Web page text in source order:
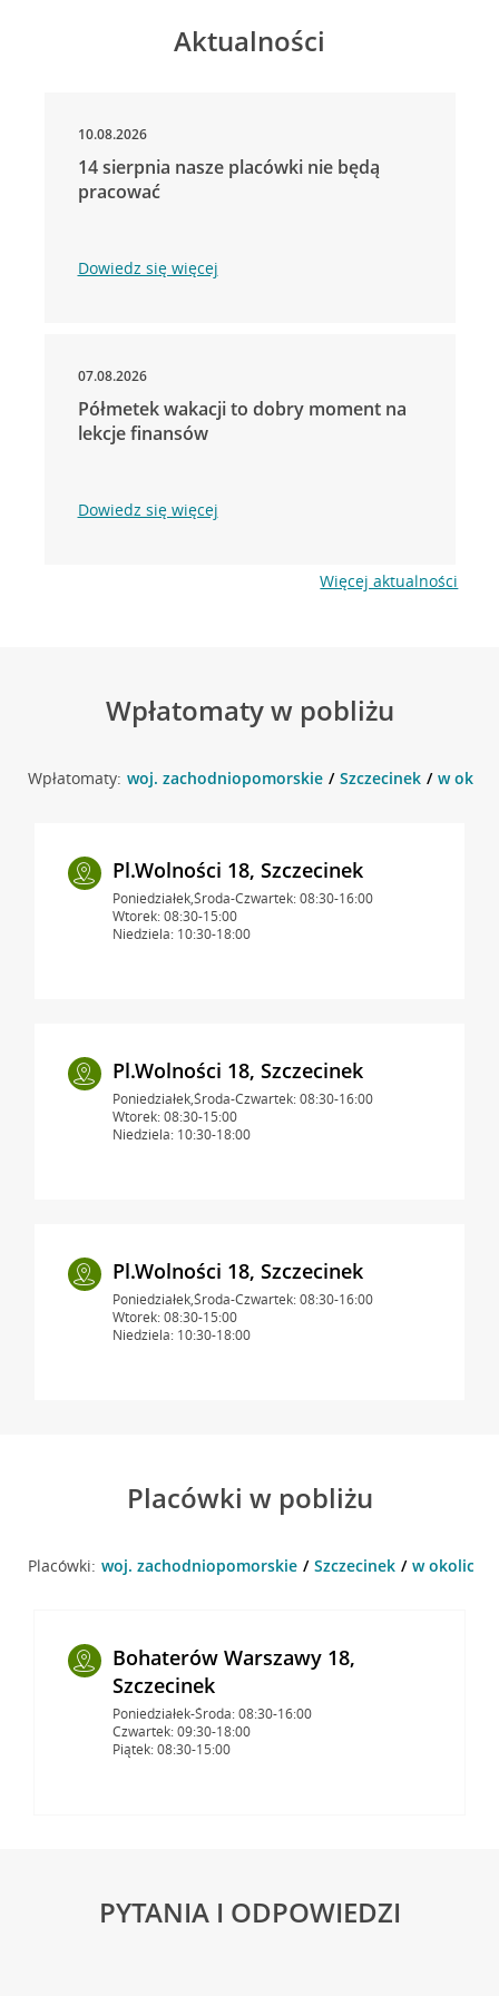
Aktualności
10.08.2026
14 sierpnia nasze placówki nie będą
pracować
Dowiedz się więcej
07.08.2026
Półmetek wakacji to dobry moment na
lekcje finansów
Dowiedz się więcej
Więcej aktualności
Wpłatomaty w pobliżu
Wpłatomaty: woj. zachodniopomorskie Szczecinek w
Pl.Wolności 18, Szczecinek
Poniedziałek,Środa-Czwartek: 08:30-16:00
Wtorek: 08:30-15:00
Niedziela: 10:30-18:00
Pl.Wolności 18, Szczecinek
Poniedziałek,Środa-Czwartek: 08:30-16:00
Wtorek: 08:30-15:00
Niedziela: 10:30-18:00
Pl.Wolności 18, Szczecinek
Poniedziałek,Środa-Czwartek: 08:30-16:00
Wtorek: 08:30-15:00
Niedziela: 10:30-18:00
Placówki w pobliżu
Placówki: woj. zachodniopomorskie Szczecinek w okolicy
Bohaterów Warszawy 18,
Szczecinek
Poniedziałek-Środa: 08:30-16:00
Czwartek: 09:30-18:00
Piątek: 08:30-15:00
PYTANIA I ODPOWIEDZI